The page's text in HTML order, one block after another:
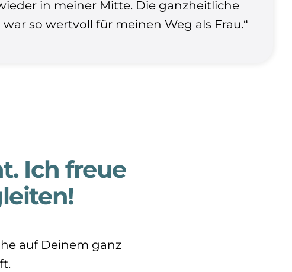
in meiner Mitte. Die ganzheitliche
so wertvoll für meinen Weg als Frau.“
Ich freue
auf Deinem ganz